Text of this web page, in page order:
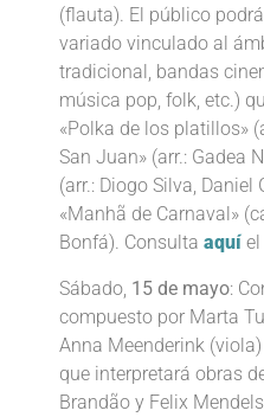
(flauta). El público
variado vinculado al
tradicional, bandas
música pop, folk, etc.)
«Polka de los platillos»
San Juan» (arr.: Gadea
(arr.: Diogo Silva,
«Manhã de Carnaval»
Bonfá). Consulta aquí
Sábado, 15 de mayo:
compuesto por Marta
Anna Meenderink
que interpretará obras
Brandão y Felix